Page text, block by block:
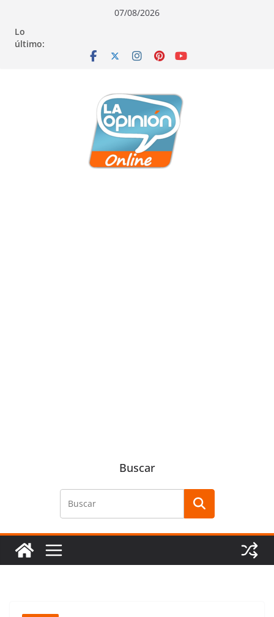
contenido
navegación
contenido
07/08/2026
Lo
último:
Buscar